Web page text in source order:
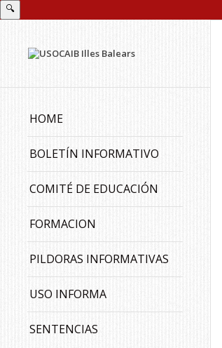
🔍
HOME
BOLETÍN INFORMATIVO
COMITÉ DE EDUCACIÓN
FORMACION
PILDORAS INFORMATIVAS
USO INFORMA
SENTENCIAS